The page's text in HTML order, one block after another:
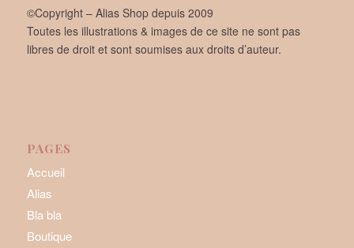
©Copyright – Alias Shop depuis 2009
Toutes les illustrations & images de ce site ne sont pas
libres de droit et sont soumises aux droits d’auteur.
PAGES
Accueil
Alias
Bla bla
Boutique